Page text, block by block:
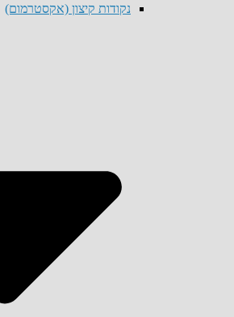
נקודות קיצון (אקסטרמום)